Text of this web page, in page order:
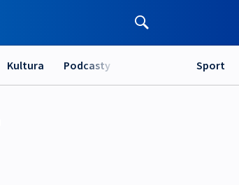
Kultura Podcasty Sport